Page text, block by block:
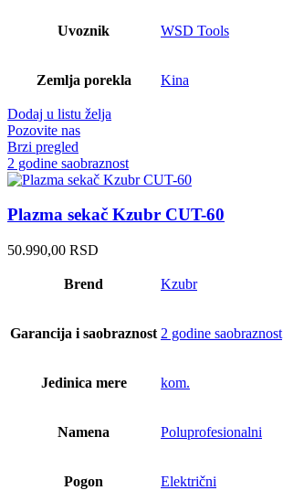
Uvoznik WSD Tools
Zemlja porekla Kina
Dodaj u listu želja
Pozovite nas
Brzi pregled
2 godine saobraznost
Plazma sekač Kzubr CUT-60
50.990,00 RSD
Brend Kzubr
Garancija i saobraznost 2 godine saobraznost
Jedinica mere kom.
Namena Poluprofesionalni
Pogon Električni